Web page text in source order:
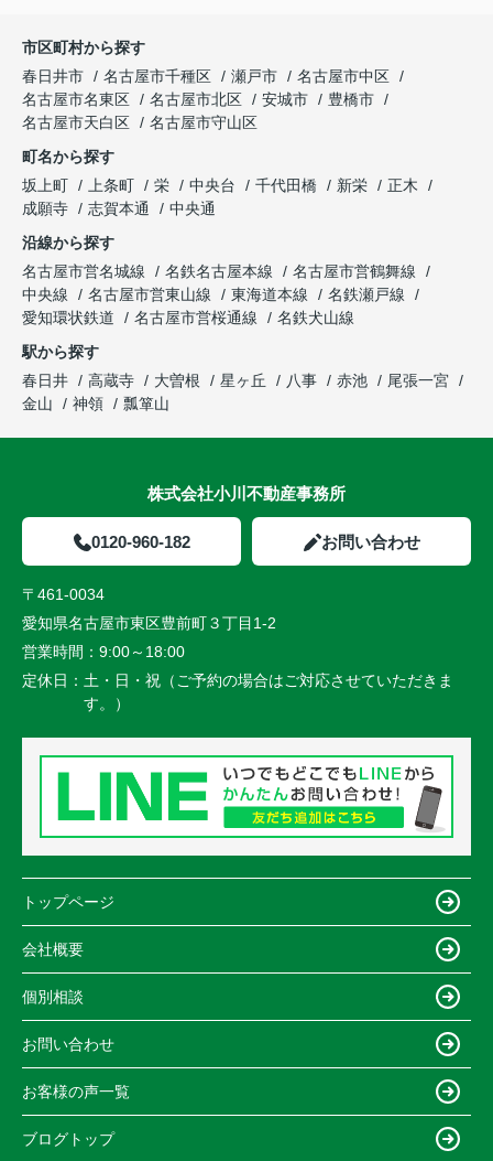
市区町村から探す
春日井市
名古屋市千種区 瀬戸市
名古屋市中区
名古屋市名東区
名古屋市北区 安城市
豊橋市
名古屋市天白区
名古屋市守山区
町名から探す
坂上町
上条町 栄 中央台 千代田橋 新栄
正木
成願寺
志賀本通
中央通
沿線から探す
名古屋市営名城線
名鉄名古屋本線
名古屋市営鶴舞線
中央線
名古屋市営東山線 東海道本線
名鉄瀬戸線
愛知環状鉄道
名古屋市営桜通線
名鉄犬山線
駅から探す
春日井
高蔵寺 大曽根 星ヶ丘 八事 赤池
尾張一宮
金山
神領 瓢箪山
株式会社小川不動産事務所
0120-960-182 お問い合わせ
〒461-0034
愛知県名古屋市東区豊前町３丁目1-2
営業時間： 9:00～18:00
定休日： 土・日・祝（ご予約の場合はご対応させていただきま
す。）
トップページ
会社概要
個別相談
お問い合わせ
お客様の声一覧
ブログトップ